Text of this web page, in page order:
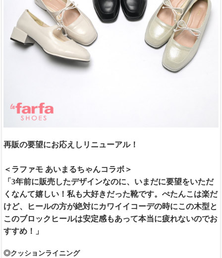
再販の要望にお応えしリニューアル！
＜ラファモ あいまるちゃんコラボ＞
「3年前に販売したデザインなのに、いまだに要望をいただ
くなんて嬉しい！私も大好きだった靴です。ぺたんこは楽だ
けど、ヒールの方が絶対にカワイイコーデの時にこの木型と
このブロックヒールは安定感もあって本当に疲れないのでお
すすめ！」
◎クッションライニング